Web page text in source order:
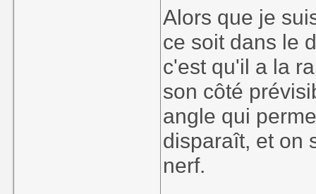
Alors que je
ce soit dans le
c'est qu'il a la
son côté
angle qui
disparaît, et on
nerf.